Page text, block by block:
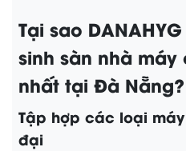
Tại sao
sinh sàn nhà
nhất tại Đà Nẵng?
Tập hợp các loại
đại